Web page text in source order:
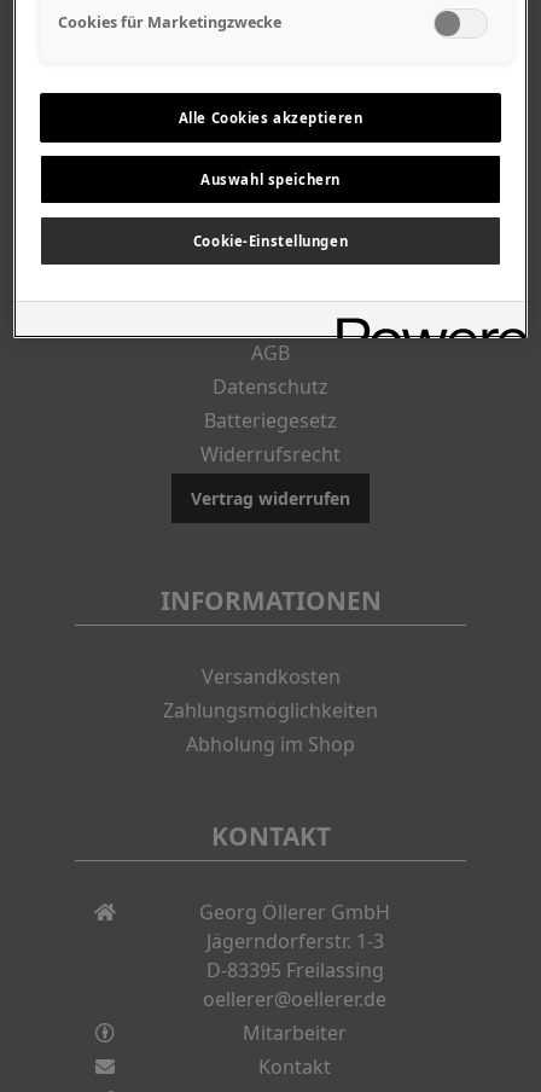
Geschäftszeiten
Stellenangebote
Geschichte
RECHTLICHES
AGB
Datenschutz
Batteriegesetz
Widerrufsrecht
Vertrag widerrufen
INFORMATIONEN
Versandkosten
Zahlungsmöglichkeiten
Abholung im Shop
KONTAKT
Georg Öllerer GmbH
Jägerndorferstr. 1-3
D-83395 Freilassing
oellerer@oellerer.de
Mitarbeiter
Kontakt
Cookies für Marketingzwecke
Alle Cookies akzeptieren
Auswahl speichern
Cookie-Einstellungen